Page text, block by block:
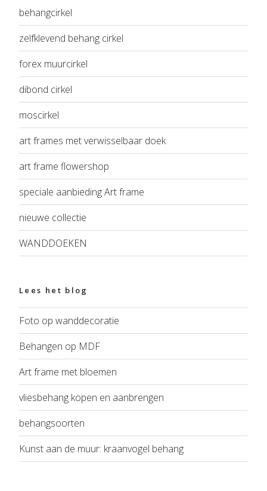
behangcirkel
zelfklevend behang cirkel
forex muurcirkel
dibond cirkel
moscirkel
art frames met verwisselbaar doek
art frame flowershop
speciale aanbieding Art frame
nieuwe collectie
WANDDOEKEN
Lees het blog
Foto op wanddecoratie
Behangen op MDF
Art frame met bloemen
vliesbehang kopen en aanbrengen
behangsoorten
Kunst aan de muur: kraanvogel behang